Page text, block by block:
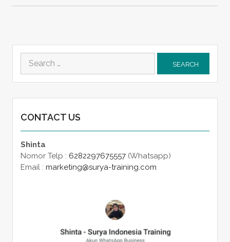
Search
for:
CONTACT US
Shinta
Nomor Telp : 6282297675557(Whatsapp)
Email : marketing@surya-training.com